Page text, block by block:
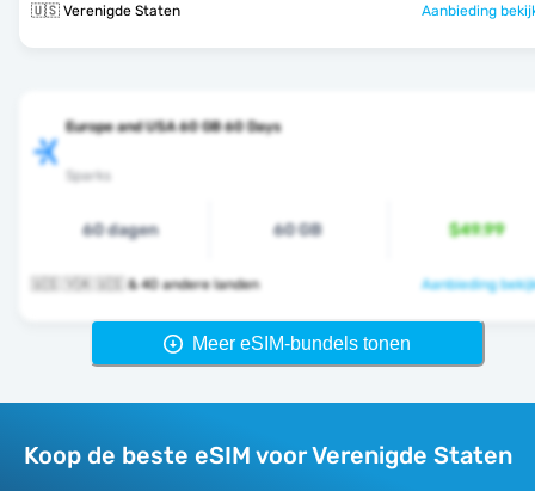
🇺🇸 Verenigde Staten Aanbieding
Europe and USA 60 GB 60 Days
Sparks
60 dagen 60 GB $49.99
🇺🇸 🇻🇦 🇺🇸 & 40 andere landen Aanbieding
Meer eSIM-bundels tonen
Koop de beste eSIM voor Verenigde Staten